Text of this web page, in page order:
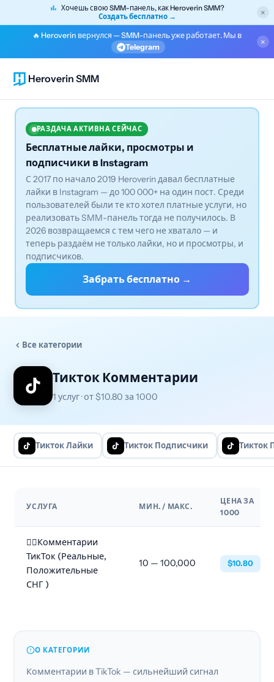
Хочешь свою SMM-панель, как Heroverin SMM?
Создать бесплатно →
×
🔥 Heroverin вернулся — SMM-панель уже работает. Мы в
Telegram
×
Heroverin SMM
РАЗДАЧА АКТИВНА СЕЙЧАС
Бесплатные лайки, просмотры и
подписчики в Instagram
С 2017 по начало 2019 Heroverin давал бесплатные
лайки в Instagram — до 100 000+ на один пост. Среди
пользователей были те кто хотел платные услуги, но
реализовать SMM-панель тогда не получилось. В
2026 возвращаемся с тем чего не хватало — и
теперь раздаём не только лайки, но и просмотры, и
подписчиков.
Забрать бесплатно →
Все категории
Тикток Комментарии
1 услуг · от $10.80 за 1000
Тикток Лайки Тикток Подписчики Тикток
УСЛУГА МИН. / МАКС.
ЦЕНА ЗА
1000
✍🏻Комментарии
ТикТок (Реальные,
Положительные
СНГ )
10 — 100,000 $10.80
О КАТЕГОРИИ
Комментарии в TikTok — сильнейший сигнал